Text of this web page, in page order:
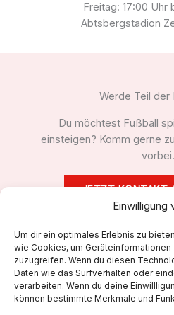
Einwilligung
Um dir ein optimales Erlebnis zu
wie Cookies, um
zuzugreifen. Wenn du diesen
Daten wie das Surfverhalten oder
verarbeiten. Wenn du deine
können bestimmte Merkmale und
Freitag: 17:00 Uhr
Abtsbergstadion
Werde Teil der
Du möchtest Fußball
einsteigen? Komm gerne
vorbei.
JETZT KONTAKT
Unser